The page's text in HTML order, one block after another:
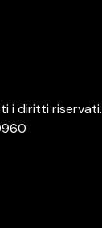
i diritti riservati.